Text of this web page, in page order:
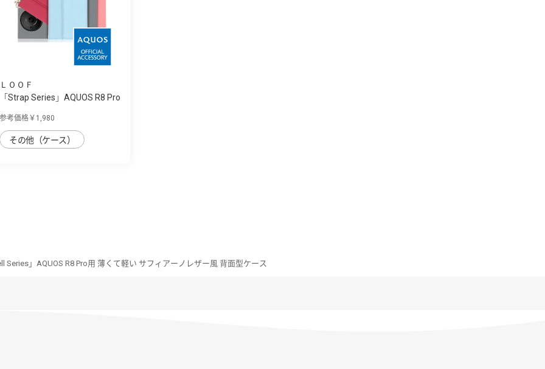
ＬＯＯＦ
「Strap Series」AQUOS R8 Pro
参考価格￥1,980
その他（ケース）
Series」AQUOS R8 Pro用 薄くて軽い サフィアーノレザー風 背面型ケース